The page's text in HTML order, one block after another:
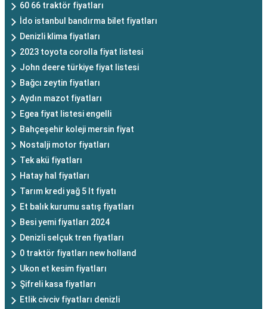
60 66 traktör fiyatları
İdo istanbul bandırma bilet fiyatları
Denizli klima fiyatları
2023 toyota corolla fiyat listesi
John deere türkiye fiyat listesi
Bağcı zeytin fiyatları
Aydın mazot fiyatları
Egea fiyat listesi engelli
Bahçeşehir koleji mersin fiyat
Nostalji motor fiyatları
Tek akü fiyatları
Hatay hal fiyatları
Tarım kredi yağ 5 lt fiyatı
Et balık kurumu satış fiyatları
Besi yemi fiyatları 2024
Denizli selçuk tren fiyatları
0 traktör fiyatları new holland
Ukon et kesim fiyatları
Şifreli kasa fiyatları
Etlik civciv fiyatları denizli